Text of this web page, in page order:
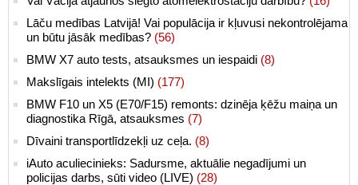
Lāču medības Latvijā! Vai populācija ir kļuvusi nekontrolējama
un būtu jāsāk medības? (56)
BMW X7 auto tests, atsauksmes un iespaidi (8)
Makslīgais intelekts (MI) (177)
BMW F10 un X5 (E70/F15) remonts: dzinēja ķēžu maiņa un
diagnostika Rīgā, atsauksmes (7)
Dīvaini transportlīdzekļi uz ceļa. (8)
iAuto aculiecinieks: Sadursme, aktuālie negadījumi un
policijas darbs, sūti video (LIVE) (28)